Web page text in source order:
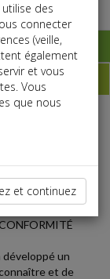
développé un
et de
des
connecter
(veille,
également
et vous
Vous
que nous
et continuez